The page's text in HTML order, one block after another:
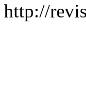
http://